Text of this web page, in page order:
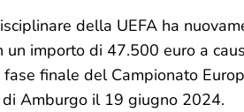
della UEFA ha
un importo di 47.500 euro a
finale del Campionato
Amburgo il 19 giugno 2024.